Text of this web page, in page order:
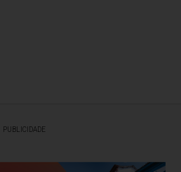
PUBLICIDADE